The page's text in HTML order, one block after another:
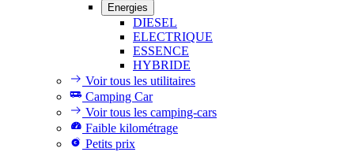
Energies
DIESEL
ELECTRIQUE
ESSENCE
HYBRIDE
Voir tous les utilitaires
Camping Car
Voir tous les camping-cars
Faible kilométrage
Petits prix